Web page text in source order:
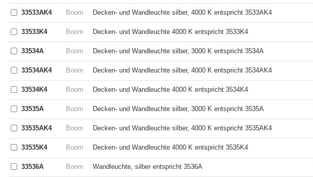
33533AK4 Boom Decken- und Wandleuchte silber, 4000 K entspricht 3533AK4
33533K4 Boom Decken- und Wandleuchte 4000 K entspricht 3533K4
33534A Boom Decken- und Wandleuchte silber, 3000 K entspricht 3534A
33534AK4 Boom Decken- und Wandleuchte silber, 4000 K entspricht 3534AK4
33534K4 Boom Decken- und Wandleuchte 4000 K entspricht 3534K4
33535A Boom Decken- und Wandleuchte silber, 3000 K entspricht 3535A
33535AK4 Boom Decken- und Wandleuchte silber, 4000 K entspricht 3535AK4
33535K4 Boom Decken- und Wandleuchte 4000 K entspricht 3535K4
33536A Boom Wandleuchte, silber entspricht 3536A